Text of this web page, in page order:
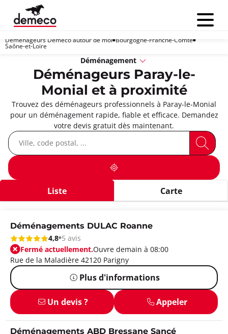
Menu
Déménageurs Demeco autour de moi Bourgogne-Franche-Comté
Saône-et-Loire
Déménagement
Déménageurs Paray-le-
Monial et à proximité
Trouvez des déménageurs professionnels à Paray-le-Monial
pour un déménagement rapide, fiable et efficace. Demandez
votre devis gratuit dès maintenant.
Liste Carte
Déménagements DULAC Roanne
4,8 5 avis
Fermé actuellement.Ouvre demain à 08:00
Rue de la Maladière 42120 Parigny
Plus d'informations
Un devis ? Appeler
Déménagements ABD Bressane Sancé